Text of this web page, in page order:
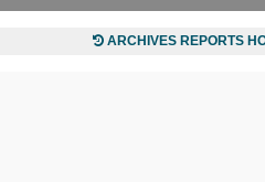
ARCHIVES REPORTS